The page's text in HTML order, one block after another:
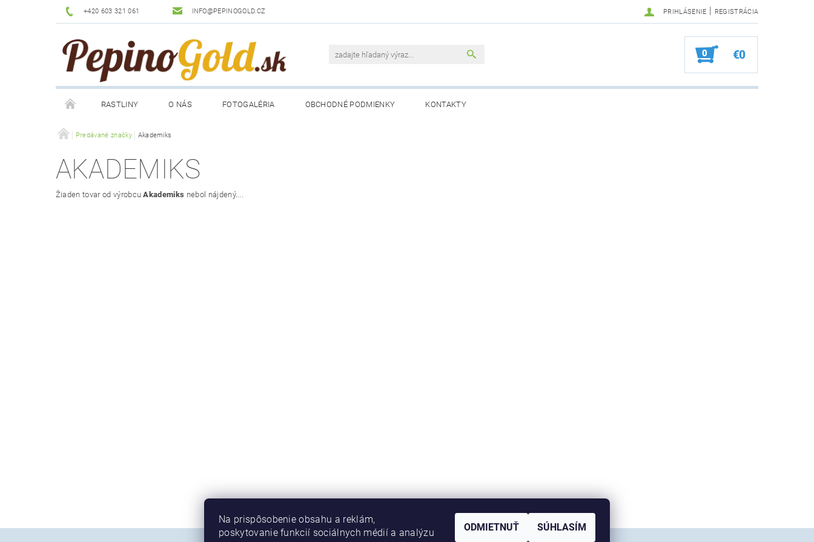
+420 603 321 061 INFO@PEPINOGOLD.CZ PRIHLÁSENIE | REGISTRÁCIA
0 €0
RASTLINY O NÁS FOTOGALÉRIA OBCHODNÉ PODMIENKY KONTAKTY
Predávané značky Akademiks
AKADEMIKS
Žiaden tovar od výrobcuAkademiks nebol nájdený....
Na prispôsobenie obsahu a reklám,
poskytovanie funkcií sociálnych médií a analýzu
ODMIETNUŤ SÚHLASÍM